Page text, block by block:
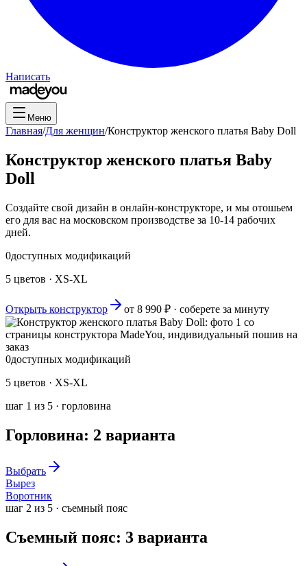
Написать
Меню
Главная/Для женщин/Конструктор женского платья Baby Doll
Конструктор женского платья Baby
Doll
Создайте свой дизайн в онлайн-конструкторе, и мы отошьем
его для вас на московском производстве за 10-14 рабочих
дней.
0доступных модификаций
5 цветов · XS-XL
Открыть конструктор от 8 990 ₽ · соберете за минуту
0доступных модификаций
5 цветов · XS-XL
шаг 1 из 5 · горловина
Горловина: 2 варианта
Выбрать
Вырез
Воротник
шаг 2 из 5 · съемный пояс
Съемный пояс: 3 варианта